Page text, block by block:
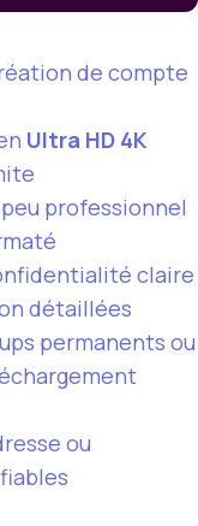
de compte
Ultra HD 4K
professionnel
claire
détaillées
permanents ou
ou